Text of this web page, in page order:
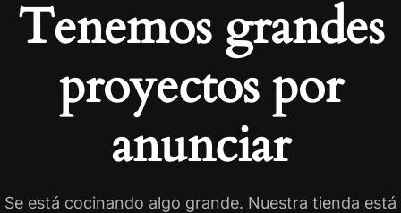
Tenemos grandes
proyectos por
anunciar
Se está cocinando algo grande. Nuestra tienda está